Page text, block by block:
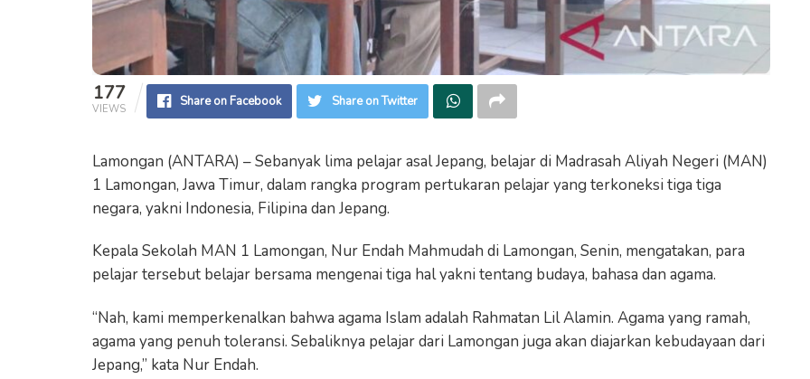
177
VIEWS Share on Facebook Share on Twitter
Lamongan (ANTARA) – Sebanyak lima pelajar asal Jepang, belajar di Madrasah Aliyah Negeri (MAN)
1 Lamongan, Jawa Timur, dalam rangka program pertukaran pelajar yang terkoneksi tiga tiga
negara, yakni Indonesia, Filipina dan Jepang.
Kepala Sekolah MAN 1 Lamongan, Nur Endah Mahmudah di Lamongan, Senin, mengatakan, para
pelajar tersebut belajar bersama mengenai tiga hal yakni tentang budaya, bahasa dan agama.
“Nah, kami memperkenalkan bahwa agama Islam adalah Rahmatan Lil Alamin. Agama yang ramah,
agama yang penuh toleransi. Sebaliknya pelajar dari Lamongan juga akan diajarkan kebudayaan dari
Jepang,” kata Nur Endah.